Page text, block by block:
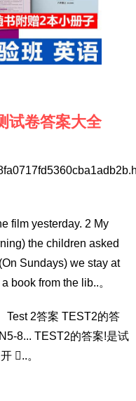
试卷答案大全
film yesterday. 2 My
the children asked
Sundays) we stay at
book from the lib..。
Test 2答案 TEST2的答
8... TEST2的答案!是试
..。